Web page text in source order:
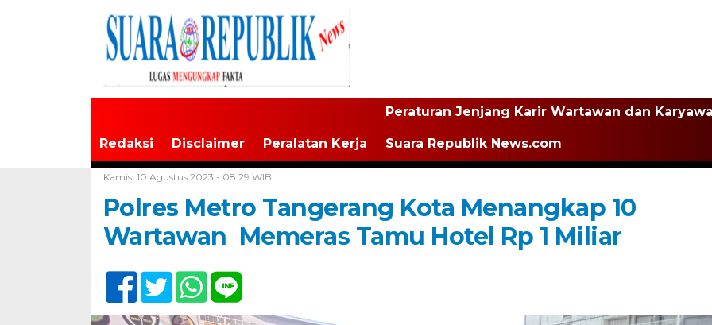
Redaksi Disclaimer Peralatan Kerja
Peraturan Jenjang Karir Wartawan dan
Suara Republik News.com
Kamis, 10 Agustus 2023 - 08:29 WIB
Polres Metro Tangerang Kota Menangkap 10
Wartawan Memeras Tamu Hotel Rp 1 Miliar